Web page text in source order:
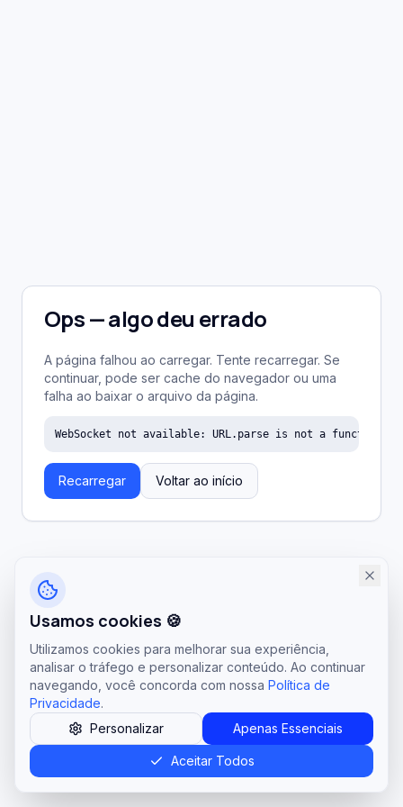
Ops — algo deu errado
A página falhou ao carregar. Tente recarregar. Se
continuar, pode ser cache do navegador ou uma
falha ao baixar o arquivo da página.
WebSocket not available: URL.parse is not a function
Recarregar Voltar ao início
Usamos cookies 🍪
Utilizamos cookies para melhorar sua experiência,
analisar o tráfego e personalizar conteúdo. Ao continuar
navegando, você concorda com nossa Política de
Privacidade.
Personalizar
Apenas Essenciais
Aceitar Todos